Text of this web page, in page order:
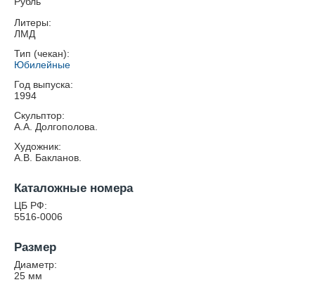
Литеры:
ЛМД
Тип (чекан):
Юбилейные
Год выпуска:
1994
Скульптор:
А.А. Долгополова.
Художник:
А.В. Бакланов.
Каталожные номера
ЦБ РФ:
5516-0006
Размер
Диаметр:
25 мм